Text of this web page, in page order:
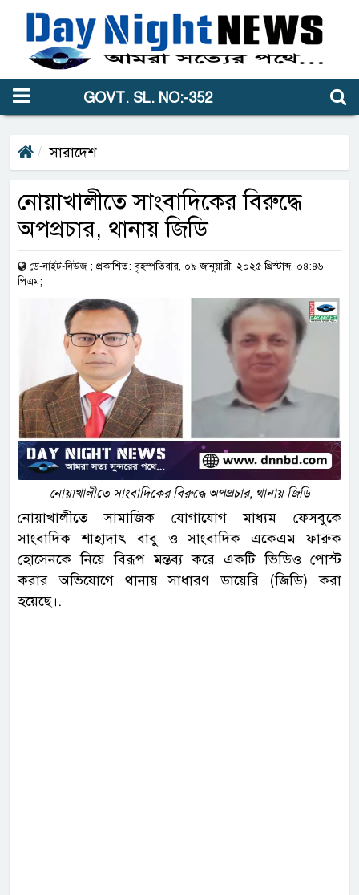
GOVT. SL. NO:-352
সারাদেশ
নোয়াখালীতে সাংবাদিকের বিরুদ্ধে
অপপ্রচার, থানায় জিডি
ডে-নাইট-নিউজ ; প্রকাশিত: বৃহস্পতিবার, ০৯ জানুয়ারী, ২০২৫ খ্রিস্টাব্দ, ০৪:৪৬
পিএম;
নোয়াখালীতে সাংবাদিকের বিরুদ্ধে অপপ্রচার, থানায় জিডি
নোয়াখালীতে সামাজিক যোগাযোগ মাধ্যম ফেসবুকে
সাংবাদিক শাহাদাৎ বাবু ও সাংবাদিক একেএম ফারুক
হোসেনকে নিয়ে বিরূপ মন্তব্য করে একটি ভিডিও পোস্ট
করার অভিযোগে থানায় সাধারণ ডায়েরি (জিডি) করা
হয়েছে।.